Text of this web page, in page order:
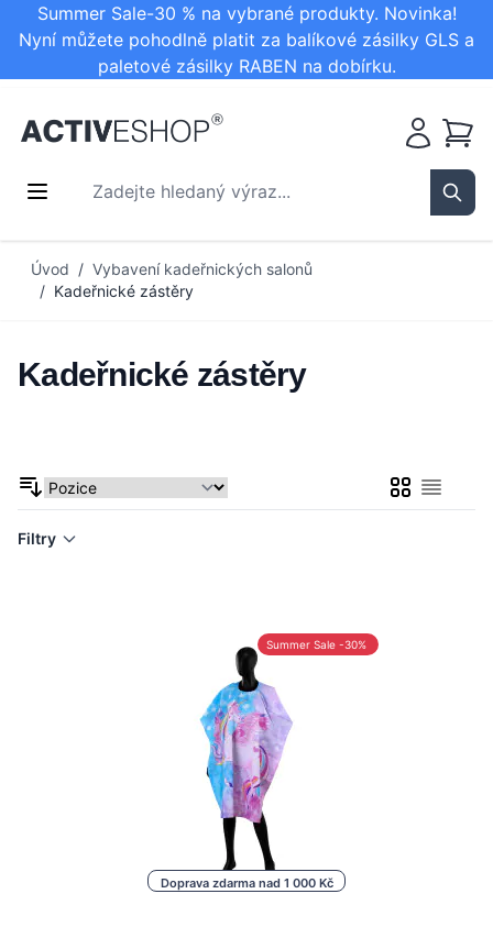
Summer Sale-30 % na vybrané produkty. Novinka!
Nyní můžete pohodlně platit za balíkové zásilky GLS a
paletové zásilky RABEN na dobírku.
Zadejte hledaný výraz...
Košík
Úvod / Vybavení kadeřnických salonů
/ Kadeřnické zástěry
Kadeřnické zástěry
MřížkaSeznam
Filtry
Doprava zdarma nad 1 000 Kč
Summer Sale -30%